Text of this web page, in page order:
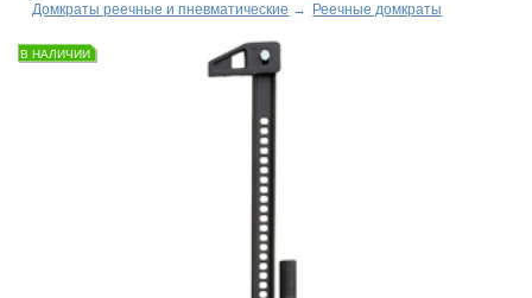
Домкраты реечные и пневматические → Реечные домкраты
В НАЛИЧИИ